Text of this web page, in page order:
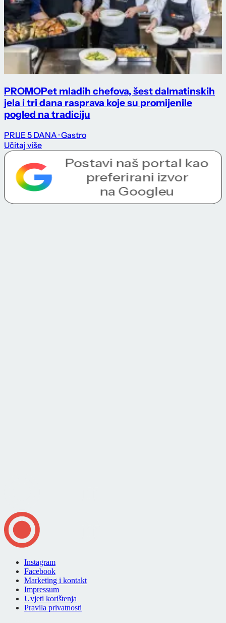
PROMOPet mladih chefova, šest dalmatinskih
jela i tri dana rasprava koje su promijenile
pogled na tradiciju
PRIJE 5 DANA · Gastro
Učitaj više
Instagram
Facebook
Marketing i kontakt
Impressum
Uvjeti korištenja
Pravila privatnosti